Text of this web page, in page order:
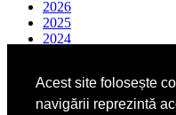
Acest site folosește
navigării reprezintă
2026
2025
2024
2021
2020